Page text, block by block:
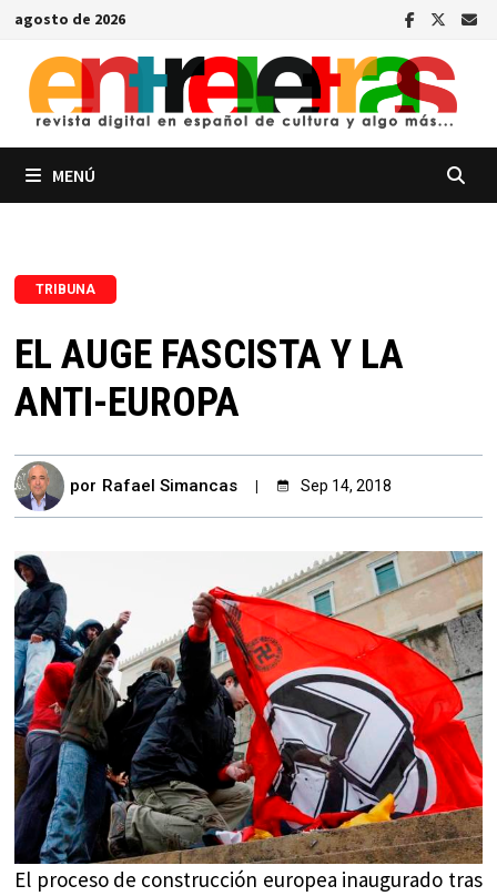
Saltar
contenido
agosto de 2026
MENÚ
TRIBUNA
EL AUGE FASCISTA Y LA
ANTI-EUROPA
por Rafael Simancas Sep 14, 2018
El proceso de construcción europea inaugurado tras